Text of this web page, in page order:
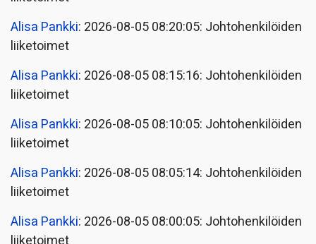
Alisa Pankki: 2026-08-05 08:20:05: Johtohenkilöiden
liiketoimet
Alisa Pankki: 2026-08-05 08:15:16: Johtohenkilöiden
liiketoimet
Alisa Pankki: 2026-08-05 08:10:05: Johtohenkilöiden
liiketoimet
Alisa Pankki: 2026-08-05 08:05:14: Johtohenkilöiden
liiketoimet
Alisa Pankki: 2026-08-05 08:00:05: Johtohenkilöiden